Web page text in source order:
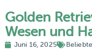
Golden
Wesen und
Juni 16, 2025